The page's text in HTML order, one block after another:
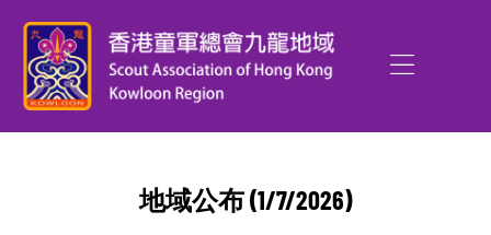
地域公布 (1/7/2026)